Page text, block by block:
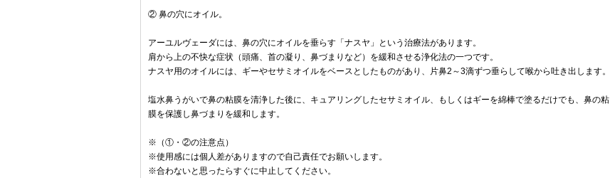
② 鼻の穴にオイル。
アーユルヴェーダには、鼻の穴にオイルを垂らす「ナスヤ」という治療法があります。
肩から上の不快な症状（頭痛、首の凝り、鼻づまりなど）を緩和させる浄化法の一つです。
ナスヤ用のオイルには、ギーやセサミオイルをベースとしたものがあり、片鼻2～3滴ずつ垂らして喉から吐き出します。
塩水鼻うがいで鼻の粘膜を清浄した後に、キュアリングしたセサミオイル、もしくはギーを綿棒で塗るだけでも、鼻の粘
膜を保護し鼻づまりを緩和します。
※（①・②の注意点）
※使用感には個人差がありますので自己責任でお願いします。
※合わないと思ったらすぐに中止してください。